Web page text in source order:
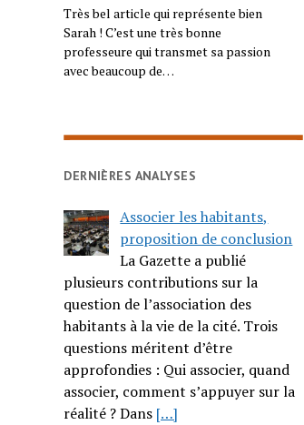
Très bel article qui représente bien
Sarah ! C’est une très bonne
professeure qui transmet sa passion
avec beaucoup de…
DERNIÈRES ANALYSES
Associer les habitants,
proposition de conclusion
La Gazette a publié
plusieurs contributions sur la
question de l’association des
habitants à la vie de la cité. Trois
questions méritent d’être
approfondies : Qui associer, quand
associer, comment s’appuyer sur la
réalité ? Dans […]